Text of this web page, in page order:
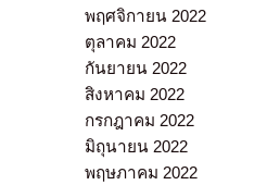
พฤศจิกายน 2022
ตุลาคม 2022
กันยายน 2022
สิงหาคม 2022
กรกฎาคม 2022
มิถุนายน 2022
พฤษภาคม 2022